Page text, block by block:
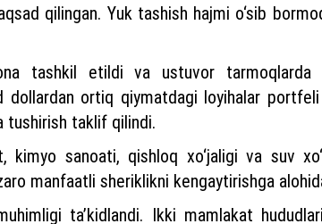
qilingan. Yuk tashish hajmi o‘sib
tashkil etildi va ustuvor tarmoqlarda
ortiq qiymatdagi loyihalar
tushirish taklif qilindi.
kimyo sanoati, qishloq xo‘jaligi va suv
manfaatli sheriklikni kengaytirishga
ta’kidlandi. Ikki mamlakat